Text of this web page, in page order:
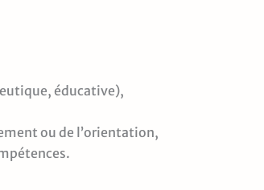
éducative),
ou de l’orientation,